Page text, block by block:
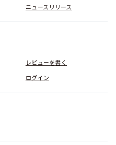
ニュースリリース
レビューを書く
ログイン